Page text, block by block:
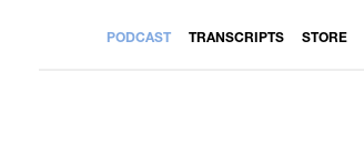
PODCAST TRANSCRIPTS STORE